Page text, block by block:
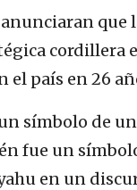
que
cordillera
país en 26
símbolo de
fue un
en un